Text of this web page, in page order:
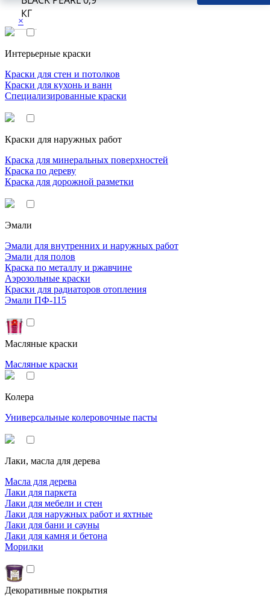
×
Интерьерные краски
Краски для стен и потолков
Краски для кухонь и ванн
Специализированные краски
Краски для наружных работ
Краска для минеральных поверхностей
Краска по дереву
Краска для дорожной разметки
Эмали
Эмали для внутренних и наружных работ
Эмали для полов
Краска по металлу и ржавчине
Аэрозольные краски
Краски для радиаторов отопления
Эмали ПФ-115
Масляные краски
Масляные краски
Колера
Универсальные колеровочные пасты
Лаки, масла для дерева
Масла для дерева
Лаки для паркета
Лаки для мебели и стен
Лаки для наружных работ и яхтные
Лаки для бани и сауны
Лаки для камня и бетона
Морилки
Декоративные покрытия
КГ